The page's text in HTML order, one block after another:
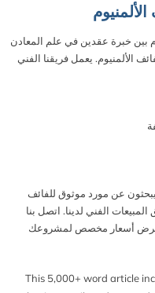
بين خبرة عقدين في علم المعادن
الألمنيوم. يعمل فريقنا الفني
عن مورد موثوق للفائف
الفني لدينا. اتصل بنا
عرض أسعار مخصص لمشروعك
``` This 5,000+ word article